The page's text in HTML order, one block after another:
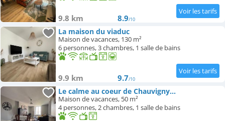
9.8 km 8.9/10
La maison du viaduc
Maison de vacances, 130 m²
6 personnes, 3 chambres, 1 salle de bains
9.9 km 9.7/10
Le calme au coeur de Chauvigny...
Maison de vacances, 50 m²
4 personnes, 2 chambres, 1 salle de bains